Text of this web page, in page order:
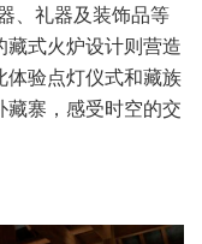
、礼器及装饰品等
式火炉设计则营造
体验点灯仪式和藏族
寨，感受时空的交